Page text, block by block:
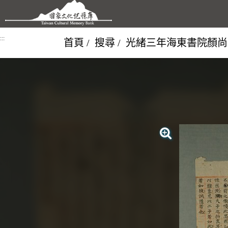
跳到主要內容區塊
::: 首頁 搜尋 光緒三年海東書院顏